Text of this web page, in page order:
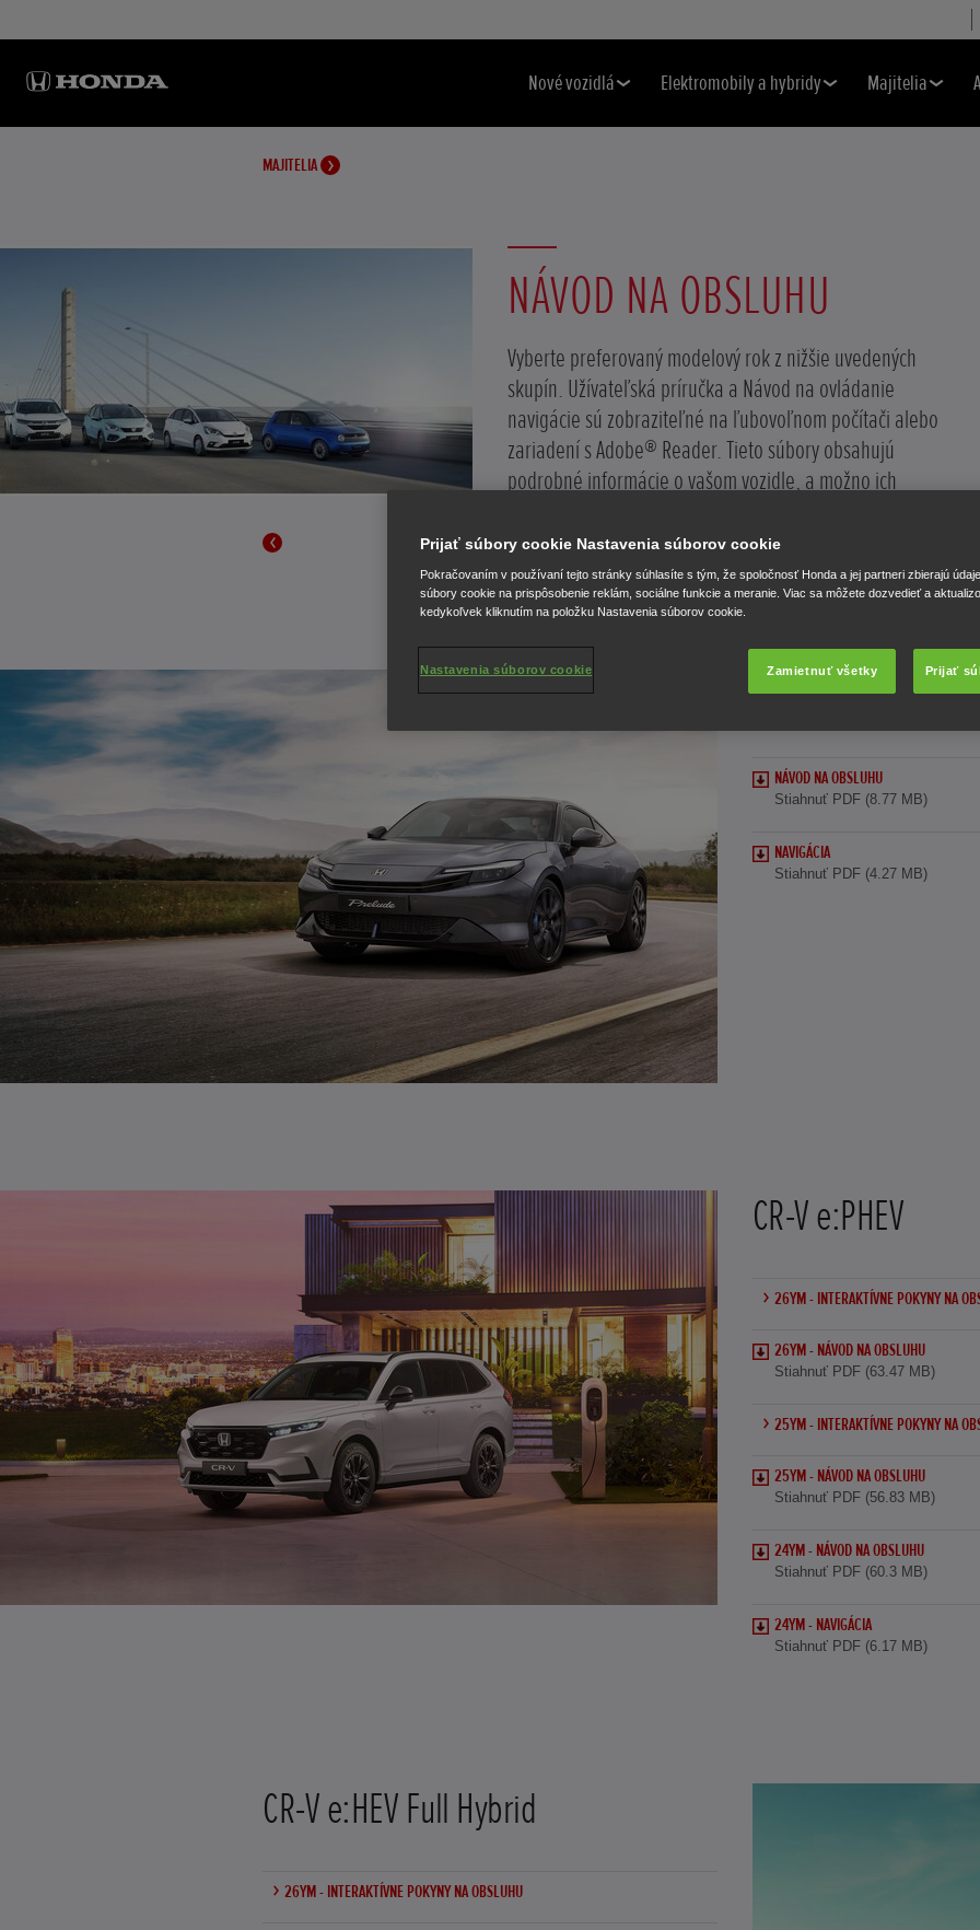
Nové vozidlá Elektromobily a hybridy Majitelia
MAJITELIA
NÁVOD NA OBSLUHU
Vyberte preferovaný modelový rok z nižšie uvedených
skupín. Užívateľská príručka a Návod na ovládanie
navigácie sú zobraziteľné na ľubovoľnom počítači alebo
zariadení s Adobe® Reader. Tieto súbory obsahujú
podrobné informácie o vašom vozidle, a možno ich
Prelude
NÁVOD NA OBSLUHU
Stiahnuť PDF (8.77 MB)
NAVIGÁCIA
Stiahnuť PDF (4.27 MB)
CR-V e:PHEV
26YM - INTERAKTÍVNE POKYNY NA
26YM - NÁVOD NA OBSLUHU
Stiahnuť PDF (63.47 MB)
25YM - INTERAKTÍVNE POKYNY NA
25YM - NÁVOD NA OBSLUHU
Stiahnuť PDF (56.83 MB)
24YM - NÁVOD NA OBSLUHU
Stiahnuť PDF (60.3 MB)
24YM - NAVIGÁCIA
Stiahnuť PDF (6.17 MB)
CR-V e:HEV Full Hybrid
26YM - INTERAKTÍVNE POKYNY NA OBSLUHU
Prijať súbory cookie Nastavenia súborov cookie
Pokračovaním v používaní tejto stránky súhlasíte s tým, že spoločnosť Honda a jej partneri zbierajú
súbory cookie na prispôsobenie reklám, sociálne funkcie a meranie. Viac sa môžete dozvedieť a
kedykoľvek kliknutím na položku Nastavenia súborov cookie.
Zamietnuť všetky Prijať
Nastavenia súborov cookie